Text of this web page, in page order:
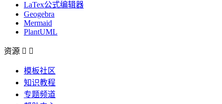
LaTex公式编辑器
Geogebra
Mermaid
PlantUML
资源  
模板社区
知识教程
专题频道